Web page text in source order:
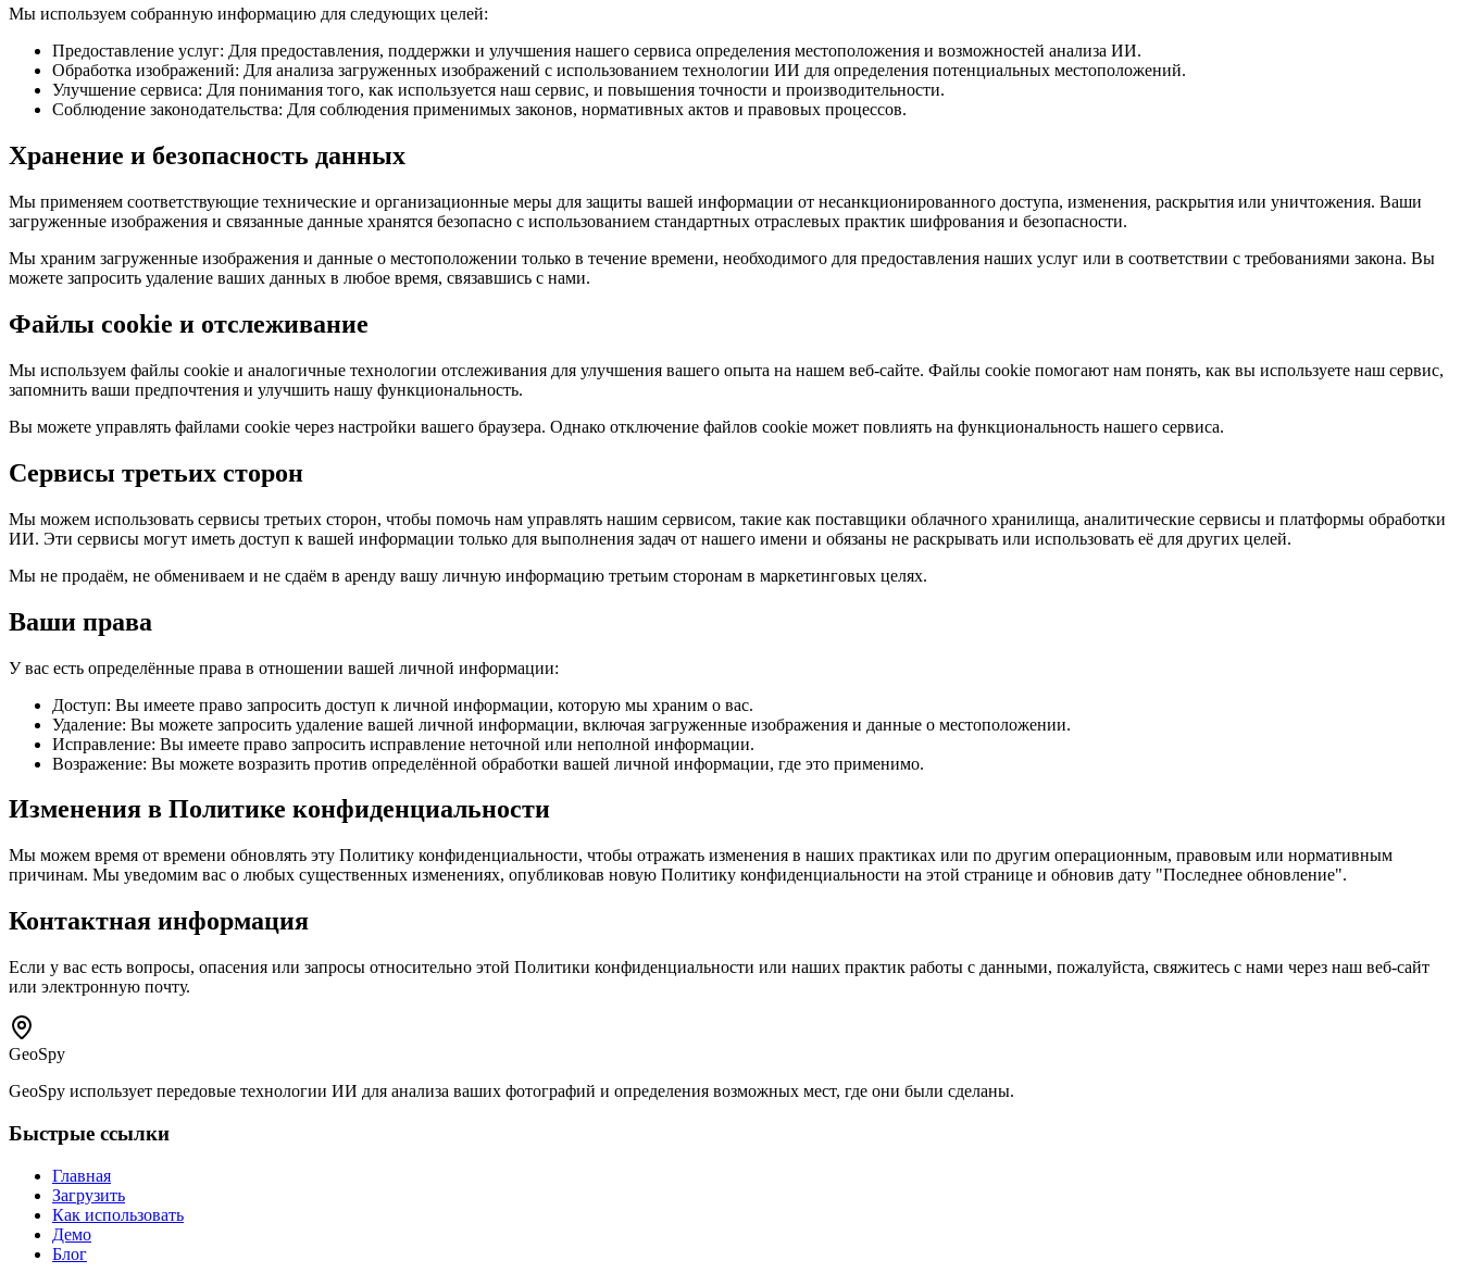
Мы используем собранную информацию для следующих целей:
Предоставление услуг: Для предоставления, поддержки и улучшения нашего сервиса определения местоположения и возможностей анализа ИИ.
Обработка изображений: Для анализа загруженных изображений с использованием технологии ИИ для определения потенциальных местоположений.
Улучшение сервиса: Для понимания того, как используется наш сервис, и повышения точности и производительности.
Соблюдение законодательства: Для соблюдения применимых законов, нормативных актов и правовых процессов.
Хранение и безопасность данных
Мы применяем соответствующие технические и организационные меры для защиты вашей информации от несанкционированного доступа, изменения, раскрытия или уничтожения. Ваши
загруженные изображения и связанные данные хранятся безопасно с использованием стандартных отраслевых практик шифрования и безопасности.
Мы храним загруженные изображения и данные о местоположении только в течение времени, необходимого для предоставления наших услуг или в соответствии с требованиями закона. Вы
можете запросить удаление ваших данных в любое время, связавшись с нами.
Файлы cookie и отслеживание
Мы используем файлы cookie и аналогичные технологии отслеживания для улучшения вашего опыта на нашем веб-сайте. Файлы cookie помогают нам понять, как вы используете наш сервис,
запомнить ваши предпочтения и улучшить нашу функциональность.
Вы можете управлять файлами cookie через настройки вашего браузера. Однако отключение файлов cookie может повлиять на функциональность нашего сервиса.
Сервисы третьих сторон
Мы можем использовать сервисы третьих сторон, чтобы помочь нам управлять нашим сервисом, такие как поставщики облачного хранилища, аналитические сервисы и платформы обработки
ИИ. Эти сервисы могут иметь доступ к вашей информации только для выполнения задач от нашего имени и обязаны не раскрывать или использовать её для других целей.
Мы не продаём, не обмениваем и не сдаём в аренду вашу личную информацию третьим сторонам в маркетинговых целях.
Ваши права
У вас есть определённые права в отношении вашей личной информации:
Доступ: Вы имеете право запросить доступ к личной информации, которую мы храним о вас.
Удаление: Вы можете запросить удаление вашей личной информации, включая загруженные изображения и данные о местоположении.
Исправление: Вы имеете право запросить исправление неточной или неполной информации.
Возражение: Вы можете возразить против определённой обработки вашей личной информации, где это применимо.
Изменения в Политике конфиденциальности
Мы можем время от времени обновлять эту Политику конфиденциальности, чтобы отражать изменения в наших практиках или по другим операционным, правовым или нормативным
причинам. Мы уведомим вас о любых существенных изменениях, опубликовав новую Политику конфиденциальности на этой странице и обновив дату "Последнее обновление".
Контактная информация
Если у вас есть вопросы, опасения или запросы относительно этой Политики конфиденциальности или наших практик работы с данными, пожалуйста, свяжитесь с нами через наш веб-сайт
или электронную почту.
GeoSpy
GeoSpy использует передовые технологии ИИ для анализа ваших фотографий и определения возможных мест, где они были сделаны.
Быстрые ссылки
Главная
Загрузить
Как использовать
Демо
Блог